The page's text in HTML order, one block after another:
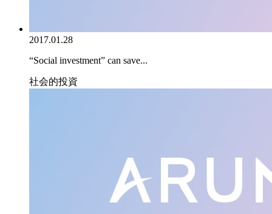
2017.01.28
“Social investment” can save...
社会的投資